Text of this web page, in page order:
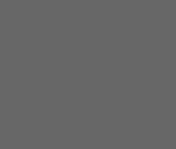
Couleur: Gris foncé, Taille: 2XL